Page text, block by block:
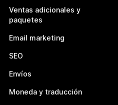
Ventas adicionales y
paquetes
Email marketing
SEO
Envíos
Moneda y traducción